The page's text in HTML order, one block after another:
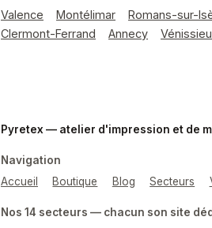
Valence Montélimar Romans-sur-
Clermont-Ferrand
Annecy
Pyretex — atelier d'impression et de
Navigation
Accueil
Boutique Blog Secteurs
Nos 14 secteurs — chacun son site